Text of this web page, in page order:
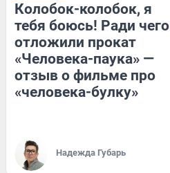
Колобок-колобок, я
тебя боюсь! Ради чего
отложили прокат
«Человека-паука» —
отзыв о фильме про
«человека-булку»
Надежда Губарь